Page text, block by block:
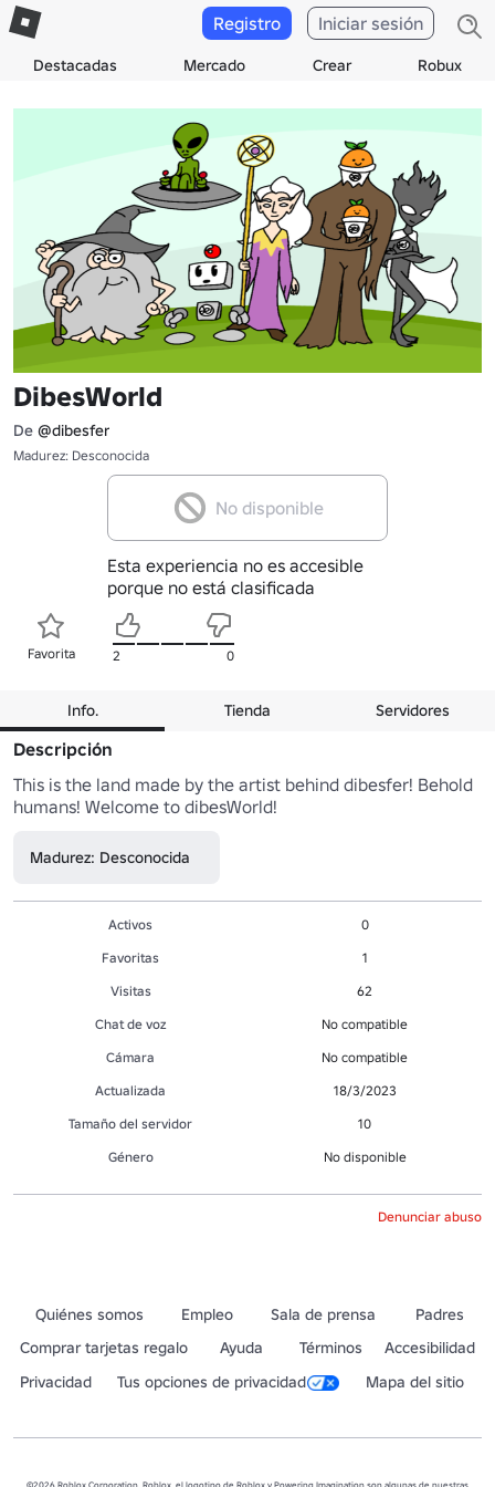
Destacadas Mercado Crear Robux
Registro Iniciar sesión
DibesWorld
De @dibesfer
Madurez: Desconocida
No disponible
Esta experiencia no es accesible
porque no está clasificada
Favorita 2 0
Info. Tienda Servidores
Descripción
This is the land made by the artist behind dibesfer! Behold
humans! Welcome to dibesWorld!
Madurez: Desconocida
Activos
0
Favoritas
1
Visitas
62
Chat de voz
No compatible
Cámara
No compatible
Actualizada
18/3/2023
Tamaño del servidor
10
Género
No disponible
Denunciar abuso
Quiénes somos Empleo Sala de prensa
Padres
Comprar tarjetas regalo
Ayuda Términos
Accesibilidad
Privacidad
Tus opciones de privacidad Mapa del sitio
©2026 Roblox Corporation. Roblox, el logotipo de Roblox y Powering Imagination son algunas de nuestras